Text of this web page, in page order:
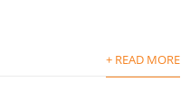
+ READ MORE